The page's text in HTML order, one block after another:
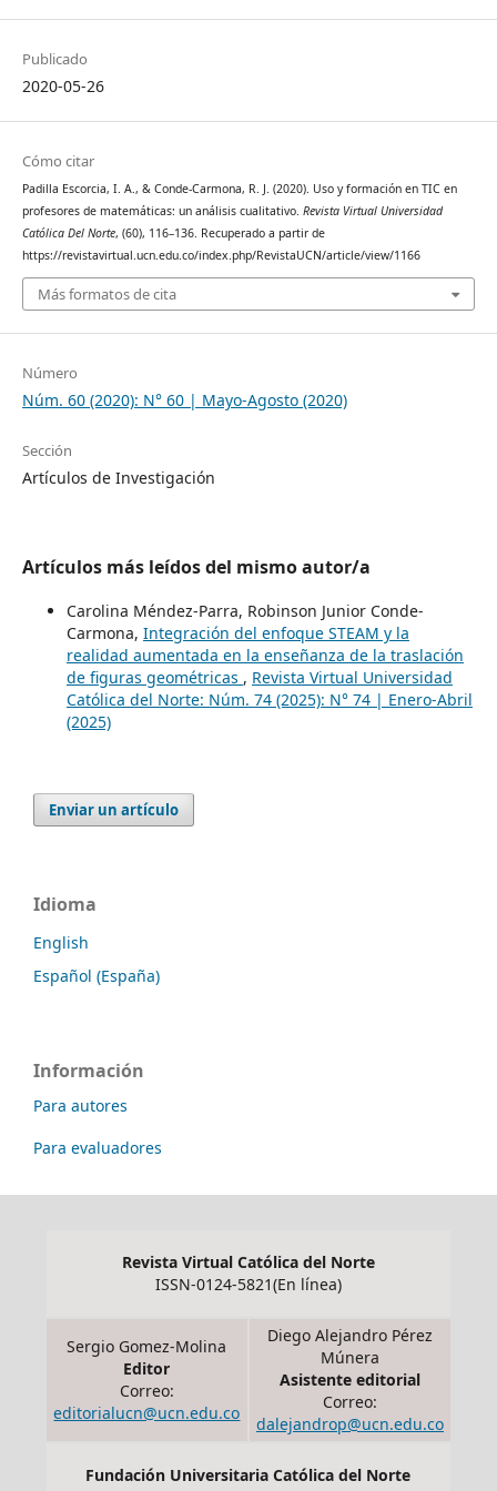
Publicado
2020-05-26
Cómo citar
Padilla Escorcia, I. A., & Conde-Carmona, R. J. (2020). Uso y formación en TIC en
profesores de matemáticas: un análisis cualitativo. Revista Virtual Universidad
Católica Del Norte, (60), 116–136. Recuperado a partir de
https://revistavirtual.ucn.edu.co/index.php/RevistaUCN/article/view/1166
Más formatos de cita
Número
Núm. 60 (2020): N° 60 | Mayo-Agosto (2020)
Sección
Artículos de Investigación
Artículos más leídos del mismo autor/a
Carolina Méndez-Parra, Robinson Junior Conde-
Carmona, Integración del enfoque STEAM y la
realidad aumentada en la enseñanza de la traslación
de figuras geométricas , Revista Virtual Universidad
Católica del Norte: Núm. 74 (2025): N° 74 | Enero-Abril
(2025)
Enviar un artículo
Idioma
English
Español (España)
Información
Para autores
Para evaluadores
Revista Virtual Católica del Norte
ISSN-0124-5821(En línea)
Sergio Gomez-Molina
Editor
Correo:
editorialucn@ucn.edu.co
Diego Alejandro Pérez
Múnera
Asistente editorial
Correo:
dalejandrop@ucn.edu.co
Fundación Universitaria Católica del Norte